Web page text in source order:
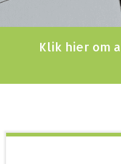
Klik hier om